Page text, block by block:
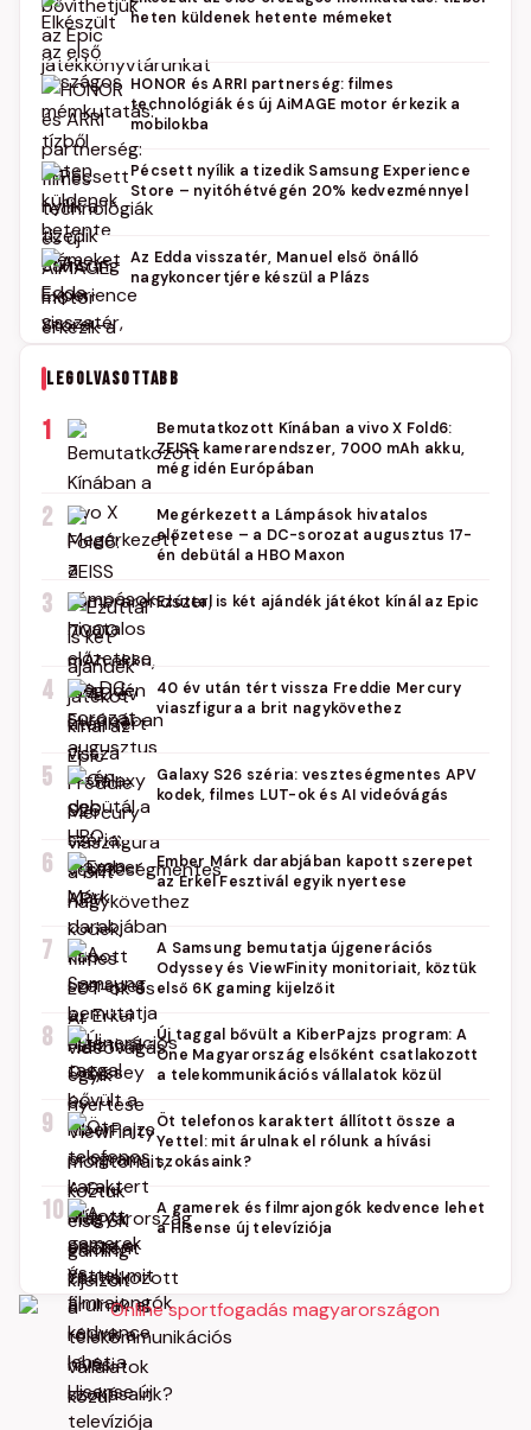
heten küldenek hetente mémeket
HONOR és ARRI partnerség: filmes
technológiák és új AiMAGE motor érkezik a
mobilokba
Pécsett nyílik a tizedik Samsung Experience
Store – nyitóhétvégén 20% kedvezménnyel
Az Edda visszatér, Manuel első önálló
nagykoncertjére készül a Plázs
LEGOLVASOTTABB
1
Bemutatkozott Kínában a vivo X Fold6:
ZEISS kamerarendszer, 7000 mAh akku,
még idén Európában
2
Megérkezett a Lámpások hivatalos
előzetese – a DC-sorozat augusztus 17-
én debütál a HBO Maxon
3 Ezúttal is két ajándék játékot kínál az Epic
4
40 év után tért vissza Freddie Mercury
viaszfigura a brit nagykövethez
5
Galaxy S26 széria: veszteségmentes APV
kodek, filmes LUT-ok és AI videóvágás
6
Ember Márk darabjában kapott szerepet
az Erkel Fesztivál egyik nyertese
7
A Samsung bemutatja újgenerációs
Odyssey és ViewFinity monitoriait, köztük
első 6K gaming kijelzőit
8
Új taggal bővült a KiberPajzs program: A
One Magyarország elsőként csatlakozott
a telekommunikációs vállalatok közül
9
Öt telefonos karaktert állított össze a
Yettel: mit árulnak el rólunk a hívási
szokásaink?
10
A gamerek és filmrajongók kedvence lehet
a Hisense új televíziója